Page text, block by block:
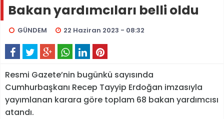
Bakan yardımcıları belli oldu
GÜNDEM 22 Haziran 2023 - 08:32
Resmi Gazete’nin bugünkü sayısında
Cumhurbaşkanı Recep Tayyip Erdoğan imzasıyla
yayımlanan karara göre toplam 68 bakan yardımcısı
atandı.